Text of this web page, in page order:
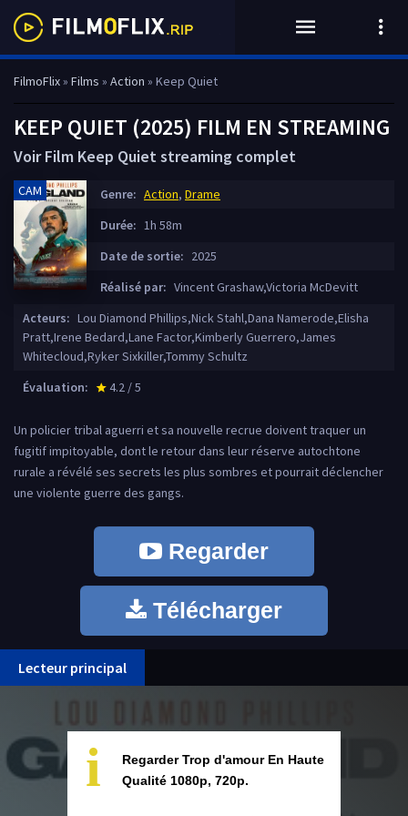
FilmoFlix» Films » Action » Keep Quiet
KEEP QUIET (2025) FILM EN STREAMING
Voir Film Keep Quiet streaming complet
CAM Genre: Action, Drame
Durée: 1h 58m
Date de sortie: 2025
Réalisé par: Vincent Grashaw,Victoria McDevitt
Acteurs: Lou Diamond Phillips,Nick Stahl,Dana Namerode,Elisha
Pratt,Irene Bedard,Lane Factor,Kimberly Guerrero,James
Whitecloud,Ryker Sixkiller,Tommy Schultz
Évaluation:
star_rate
4.2 / 5
Un policier tribal aguerri et sa nouvelle recrue doivent traquer un
fugitif impitoyable, dont le retour dans leur réserve autochtone
rurale a révélé ses secrets les plus sombres et pourrait déclencher
une violente guerre des gangs.
Regarder
Télécharger
Lecteur principal
i
Regarder Trop d'amour En Haute
Qualité 1080p, 720p.